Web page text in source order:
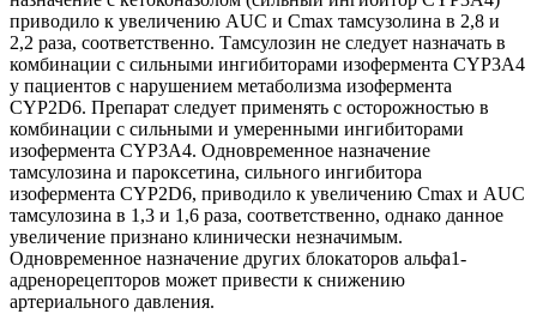
приводило к увеличению AUC и Сmах тамсузолина в 2,8 и
2,2 раза, соответственно. Тамсулозин не следует назначать в
комбинации с сильными ингибиторами изофермента CYP3A4
у пациентов с нарушением метаболизма изофермента
CYP2D6. Препарат следует применять с осторожностью в
комбинации с сильными и умеренными ингибиторами
изофермента CYP3A4. Одновременное назначение
тамсулозина и пароксетина, сильного ингибитора
изофермента CYP2D6, приводило к увеличению Сmах и AUC
тамсулозина в 1,3 и 1,6 раза, соответственно, однако данное
увеличение признано клинически незначимым.
Одновременное назначение других блокаторов альфа1-
адренорецепторов может привести к снижению
артериального давления.